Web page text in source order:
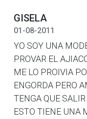
GISELA
01-08-2011
YO SOY UNA
PROVAR EL
ME LO PROIVIA
ENGORDA PERO
TENGA QUE
ESTO TIENE UNA